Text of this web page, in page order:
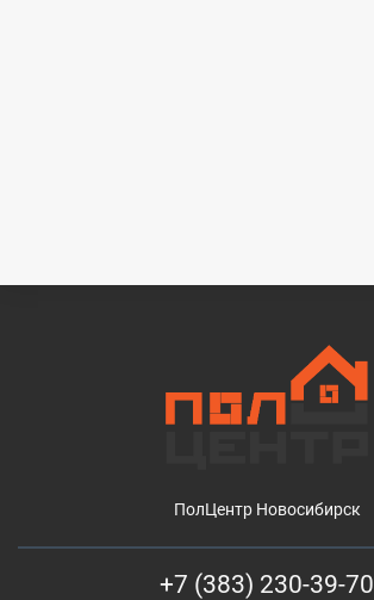
ПолЦентр Новосибирск
+7 (383) 230-39-70